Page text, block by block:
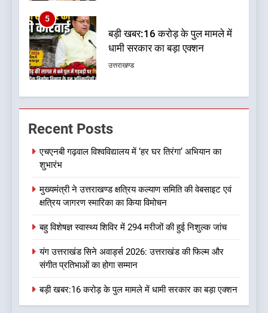
6
जनकल्याण, रोजगार, शिक्षा, श्रमिक
हित और आधारभूत विकास को नई
गति : धामी कैबिनेट के ऐतिहासिक
उत्तराखण्ड
7
रहे हैं उत्तराखंड भाजपा के नए प्रदेश
सुगबुगाहट तेज
उत्तराखण्ड
दुखद खबर:उत्तराखंड में मौत की खाई
में समाया पूरा परिवार, पांच की दर्दनाक
मौत
उत्तराखण्ड
1
घर तिरंगा’ अभियान का शुभारंभ
उत्तराखण्ड
Recent Posts
एचएनबी गढ़वाल विश्वविद्यालय में ‘हर घर तिरंगा’ अभियान का
शुभारंभ
मुख्यमंत्री ने उत्तराखण्ड क्षत्रिय कल्याण समिति की वेबसाइट एवं
क्षत्रिय जागरण स्मारिका का किया विमोचन
बहु विशेषज्ञ स्वास्थ्य शिविर में 294 मरीजों की हुई निशुल्क जांच
यंग उत्तराखंड सिने अवार्ड्स 2026: उत्तराखंड की फिल्म और
संगीत प्रतिभाओं का होगा सम्मान
बड़ी खबर:16 करोड़ के पुल मामले में धामी सरकार का बड़ा एक्शन